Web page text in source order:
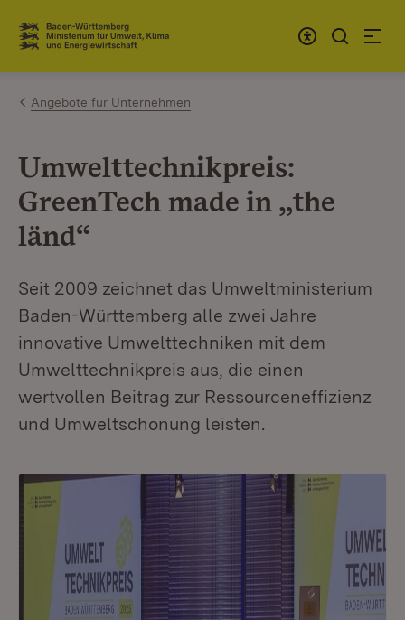
Zum Inhalt springen
Link zur Startseite
Angebote für Unternehmen
Umwelttechnikpreis:
GreenTech made in „the
länd“
Seit 2009 zeichnet das Umweltministerium
Baden-Württemberg alle zwei Jahre
innovative Umwelttechniken mit dem
Umwelttechnikpreis aus, die einen
wertvollen Beitrag zur Ressourceneffizienz
und Umweltschonung leisten.